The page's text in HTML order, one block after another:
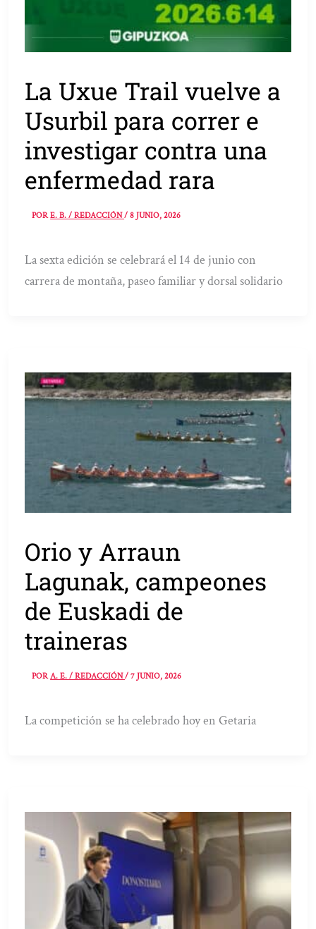
La Uxue Trail vuelve a
Usurbil para correr e
investigar contra una
enfermedad rara
PORE. B. / REDACCIÓN/8 JUNIO, 2026
La sexta edición se celebrará el 14 de junio con
carrera de montaña, paseo familiar y dorsal solidario
Orio y Arraun
Lagunak, campeones
de Euskadi de
traineras
PORA. E. / REDACCIÓN/7 JUNIO, 2026
La competición se ha celebrado hoy en Getaria